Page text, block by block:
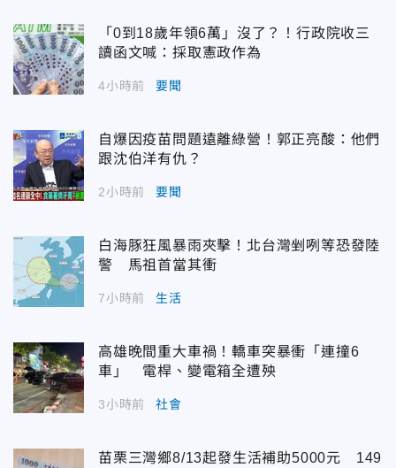
「0到18歲年領6萬」沒了？！行政院收三
讀函文喊：採取憲政作為
4小時前 要聞
自爆因疫苗問題遠離綠營！郭正亮酸：他們
跟沈伯洋有仇？
2小時前 要聞
白海豚狂風暴雨夾擊！北台灣剉咧等恐發陸
警 馬祖首當其衝
7小時前 生活
高雄晚間重大車禍！轎車突暴衝「連撞6
車」 電桿、變電箱全遭殃
3小時前 社會
苗栗三灣鄉8/13起發生活補助5000元 149